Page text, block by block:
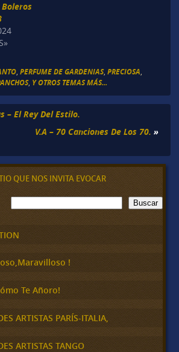
Boleros
, PERFUME DE GARDENIAS, PRECIOSA
, Y OTROS TEMAS MÁS...
– El Rey Del Estilo.
V.A – 70 Canciones De Los 70. »
QUE NOS INVITA EVOCAR
B
u
c
a
Buscar
!
Te Añoro!
ARTISTAS PARÍS-ITALIA,
ARTISTAS TANGO